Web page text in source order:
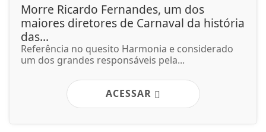
Morre Ricardo Fernandes, um dos
maiores diretores de Carnaval da história
das...
Referência no quesito Harmonia e considerado
um dos grandes responsáveis pela...
ACESSAR